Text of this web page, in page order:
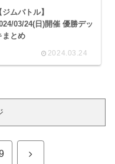
ジムバトル】
03/24(日)開催 優勝デッ
まとめ
2024.03.24
次